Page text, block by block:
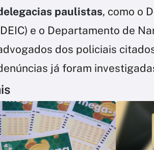
paulistas, como o
e o Departamento de
dos policiais
já foram